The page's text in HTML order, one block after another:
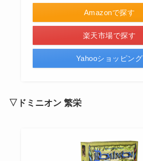
Amazonで探す
楽天市場で探す
Yahooショッピング
▽ドミニオン 繁栄